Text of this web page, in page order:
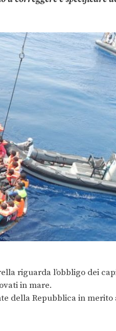
riguarda l’obbligo dei
in mare.
della Repubblica in merito